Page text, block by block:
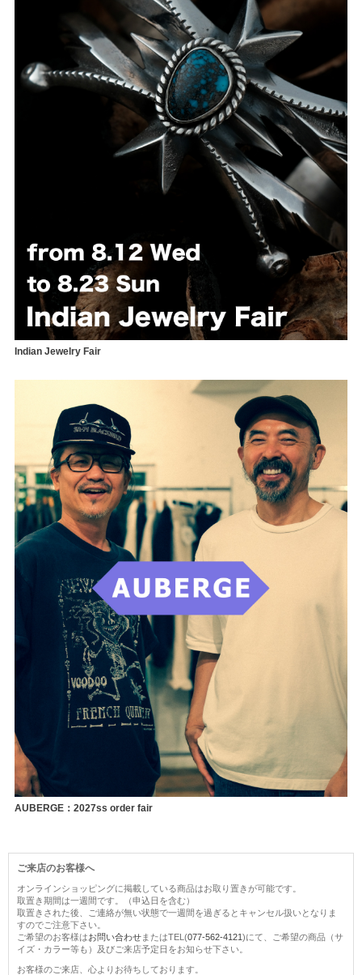
Indian Jewelry Fair
AUBERGE：2027ss order fair
ご来店のお客様へ
オンラインショッピングに掲載している商品はお取り置きが可能です。
取置き期間は一週間です。（申込日を含む）
取置きされた後、ご連絡が無い状態で一週間を過ぎるとキャンセル扱いとなりま
すのでご注意下さい。
ご希望のお客様はお問い合わせまたはTEL(077-562-4121)にて、ご希望の商品（サ
イズ・カラー等も）及びご来店予定日をお知らせ下さい。
お客様のご来店、心よりお待ちしております。